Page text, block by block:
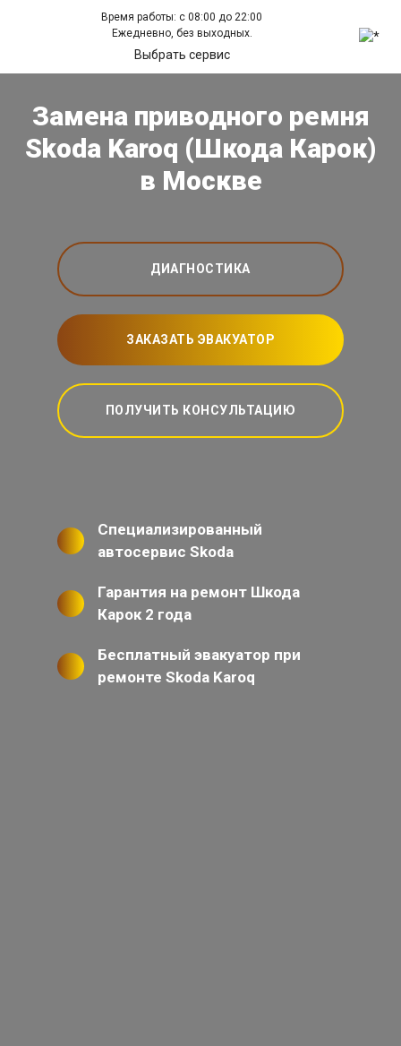
Время работы: с 08:00 до 22:00
Ежедневно, без выходных.
Выбрать сервис
Замена приводного ремня
Skoda Karoq (Шкода Карок)
в Москве
ДИАГНОСТИКА
ЗАКАЗАТЬ ЭВАКУАТОР
ПОЛУЧИТЬ КОНСУЛЬТАЦИЮ
Специализированный
автосервис Skoda
Гарантия на ремонт Шкода
Карок 2 года
Бесплатный эвакуатор при
ремонте Skoda Karoq